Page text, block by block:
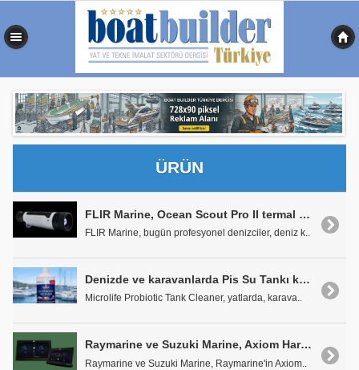
ÜRÜN
FLIR Marine, Ocean Scout Pro II termal monokülerini tanıttı
FLIR Marine, bugün profesyonel denizciler, deniz k..
Denizde ve karavanlarda Pis Su Tankı koku sorununa yerli üretim Probiyotik Çözüm
Microlife Probiotic Tank Cleaner, yatlarda, karava..
Raymarine ve Suzuki Marine, Axiom Harita Çiziciler için Gelişmiş Motor Entegrasyonunu Tanıttı
Raymarine ve Suzuki Marine, Raymarine'in Axiom..
0,371 sn